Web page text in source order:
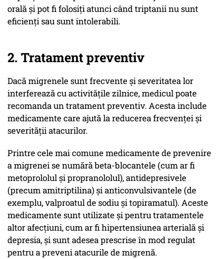
orală și pot fi folosiți atunci când triptanii nu sunt
eficienți sau sunt intolerabili.
2. Tratament preventiv
Dacă migrenele sunt frecvente și severitatea lor
interferează cu activitățile zilnice, medicul poate
recomanda un tratament preventiv. Acesta include
medicamente care ajută la reducerea frecvenței și
severității atacurilor.
Printre cele mai comune medicamente de prevenire
a migrenei se numără beta-blocantele (cum ar fi
metoprololul și propranololul), antidepresivele
(precum amitriptilina) și anticonvulsivantele (de
exemplu, valproatul de sodiu și topiramatul). Aceste
medicamente sunt utilizate și pentru tratamentele
altor afecțiuni, cum ar fi hipertensiunea arterială și
depresia, și sunt adesea prescrise în mod regulat
pentru a preveni atacurile de migrenă.